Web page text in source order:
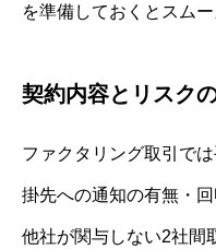
を準備しておくとスムー
契約内容とリスク
ファクタリング取引で
掛先への通知の有無・
他社が関与しない2社間